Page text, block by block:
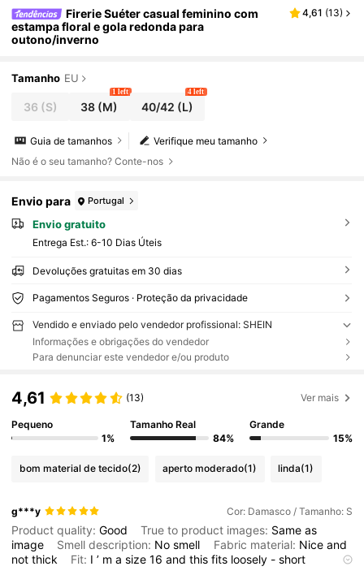
Firerie Suéter casual feminino com
estampa floral e gola redonda para
outono/inverno
4,61 (13)
Tamanho EU
36 (S) 38 (M)
1 left
40/42 (L)
4 left
Verifique meu tamanho
Guia de tamanhos
Não é o seu tamanho? Conte-nos
Envio para Portugal
Envio gratuito
Entrega Est.: 6-10 Dias Úteis
Devoluções gratuitas em 30 dias
Pagamentos Seguros · Proteção da privacidade
Vendido e enviado pelo vendedor profissional: SHEIN
Informações e obrigações do vendedor
Para denunciar este vendedor e/ou produto
4,61 (13) Ver mais
Pequeno
1%
Tamanho Real
84%
Grande
15%
bom material de tecido(2) aperto moderado(1) linda(1)
g***y Cor: Damasco / Tamanho: S
Product quality:Good True to product images: Sameas
image
Smell description: Nosmell Fabric material: Nice and
notthick Fit: I’ masize16andthisfits loosely -short